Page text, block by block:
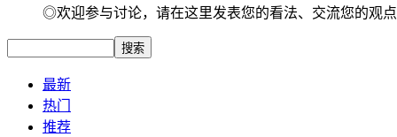
◎欢迎参与讨论，请在这里发表您的看法、交流您的观
最新
热门
推荐